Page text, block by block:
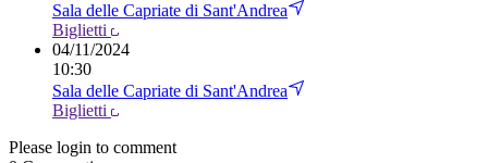
Sala delle Capriate di Sant'Andrea
Biglietti
04/11/2024
10:30
Sala delle Capriate di Sant'Andrea
Biglietti
Please login to comment